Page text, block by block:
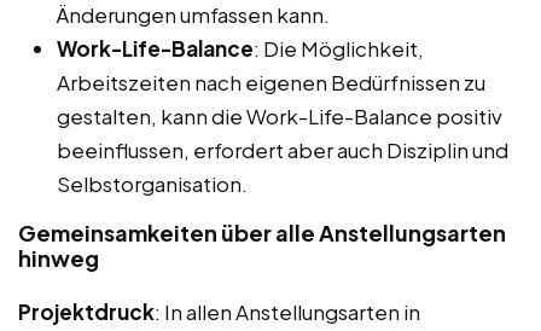
Änderungen umfassen kann.
Work-Life-Balance: Die Möglichkeit,
Arbeitszeiten nach eigenen Bedürfnissen zu
gestalten, kann die Work-Life-Balance positiv
beeinflussen, erfordert aber auch Disziplin und
Selbstorganisation.
Gemeinsamkeiten über alle Anstellungsarten
hinweg
Projektdruck: In allen Anstellungsarten in